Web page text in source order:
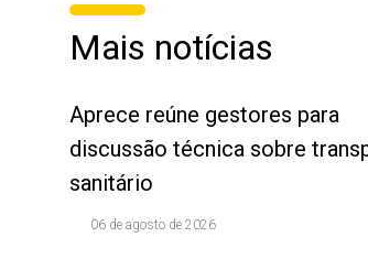
Mais notícias
Aprece reúne gestores para
discussão técnica sobre
sanitário
06 de agosto de 2026